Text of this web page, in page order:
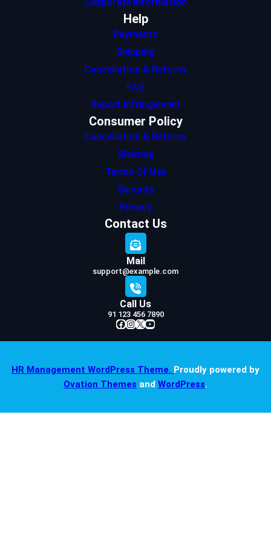
Help
Payments
Shipping
Cancellation & Returns
FAQ
Report Infringement
Consumer Policy
Cancellation & Returns
Sitemap
Terms Of Use
Security
Privacy
Contact Us
Mail
support@example.com
Call Us
91 123 456 7890
Facebook InstagramX YouTube
HR Management WordPress Theme. Proudly powered by
Ovation Themes and WordPress.